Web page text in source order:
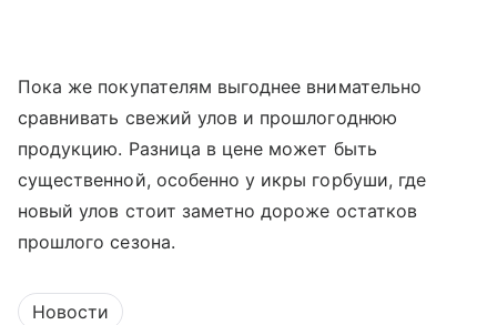
Пока же покупателям выгоднее внимательно
сравнивать свежий улов и прошлогоднюю
продукцию. Разница в цене может быть
существенной, особенно у икры горбуши, где
новый улов стоит заметно дороже остатков
прошлого сезона.
Новости